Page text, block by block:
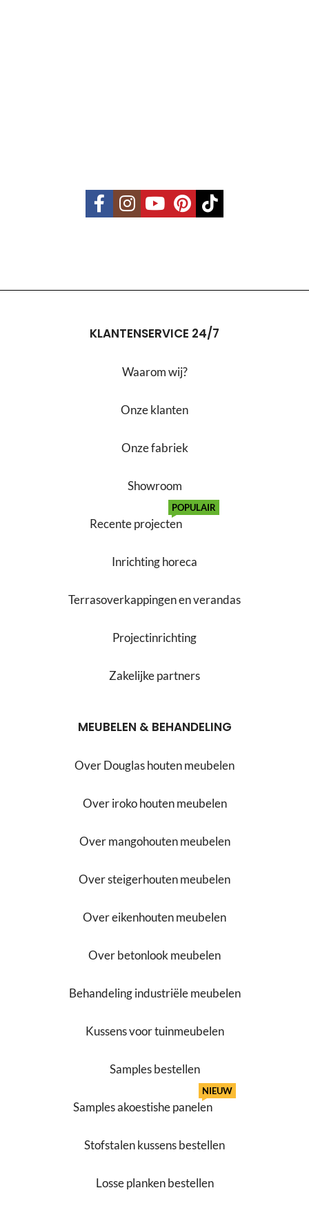
KLANTENSERVICE 24/7
Waarom wij?
Onze klanten
Onze fabriek
Showroom
Recente projecten
POPULAIR
Inrichting horeca
Terrasoverkappingen en verandas
Projectinrichting
Zakelijke partners
MEUBELEN & BEHANDELING
Over Douglas houten meubelen
Over iroko houten meubelen
Over mangohouten meubelen
Over steigerhouten meubelen
Over eikenhouten meubelen
Over betonlook meubelen
Behandeling industriële meubelen
Kussens voor tuinmeubelen
Samples bestellen
Samples akoestishe panelen
NIEUW
Stofstalen kussens bestellen
Losse planken bestellen